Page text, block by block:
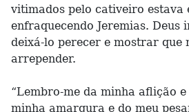
vitimados pelo cativeiro estava
enfraquecendo Jeremias. Deus
deixá-lo perecer e mostrar que
arrepender.
“Lembro-me da minha aflição
minha amargura e do meu